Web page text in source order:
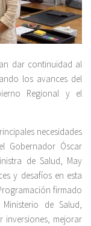
dar continuidad al
los avances del
Regional y el
necesidades
Gobernador Óscar
de Salud, May
y desafíos en esta
firmado
de Salud,
inversiones, mejorar